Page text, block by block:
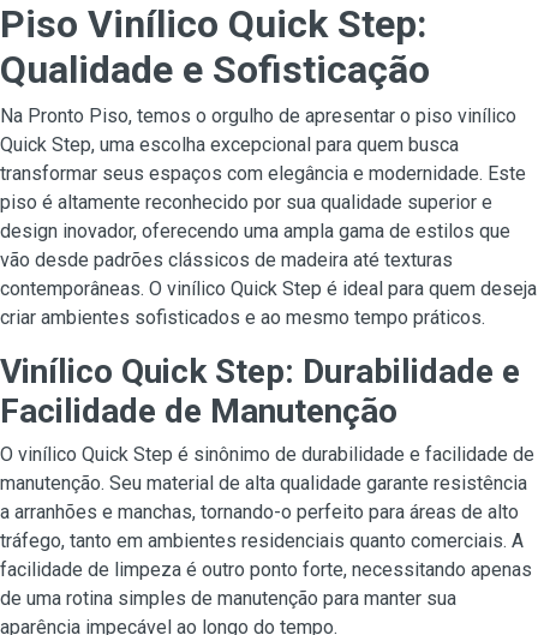
Piso Vinílico Quick Step:
Qualidade e Sofisticação
Na Pronto Piso, temos o orgulho de apresentar o piso vinílico
Quick Step, uma escolha excepcional para quem busca
transformar seus espaços com elegância e modernidade. Este
piso é altamente reconhecido por sua qualidade superior e
design inovador, oferecendo uma ampla gama de estilos que
vão desde padrões clássicos de madeira até texturas
contemporâneas. O vinílico Quick Step é ideal para quem deseja
criar ambientes sofisticados e ao mesmo tempo práticos.
Vinílico Quick Step: Durabilidade e
Facilidade de Manutenção
O vinílico Quick Step é sinônimo de durabilidade e facilidade de
manutenção. Seu material de alta qualidade garante resistência
a arranhões e manchas, tornando-o perfeito para áreas de alto
tráfego, tanto em ambientes residenciais quanto comerciais. A
facilidade de limpeza é outro ponto forte, necessitando apenas
de uma rotina simples de manutenção para manter sua
aparência impecável ao longo do tempo.